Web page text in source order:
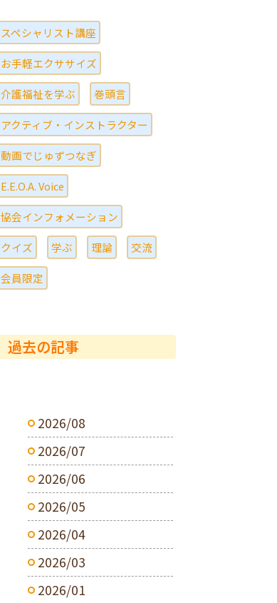
スペシャリスト講座
お手軽エクササイズ
介護福祉を学ぶ 巻頭言
アクティブ・インストラクター
動画でじゅずつなぎ
E.E.O.A. Voice
協会インフォメーション
クイズ 学ぶ 理論 交流
会員限定
過去の記事
2026/08
2026/07
2026/06
2026/05
2026/04
2026/03
2026/01